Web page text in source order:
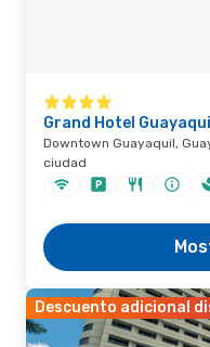
Grand Hotel
Downtown Guayaquil,
ciudad
Descuento adicional